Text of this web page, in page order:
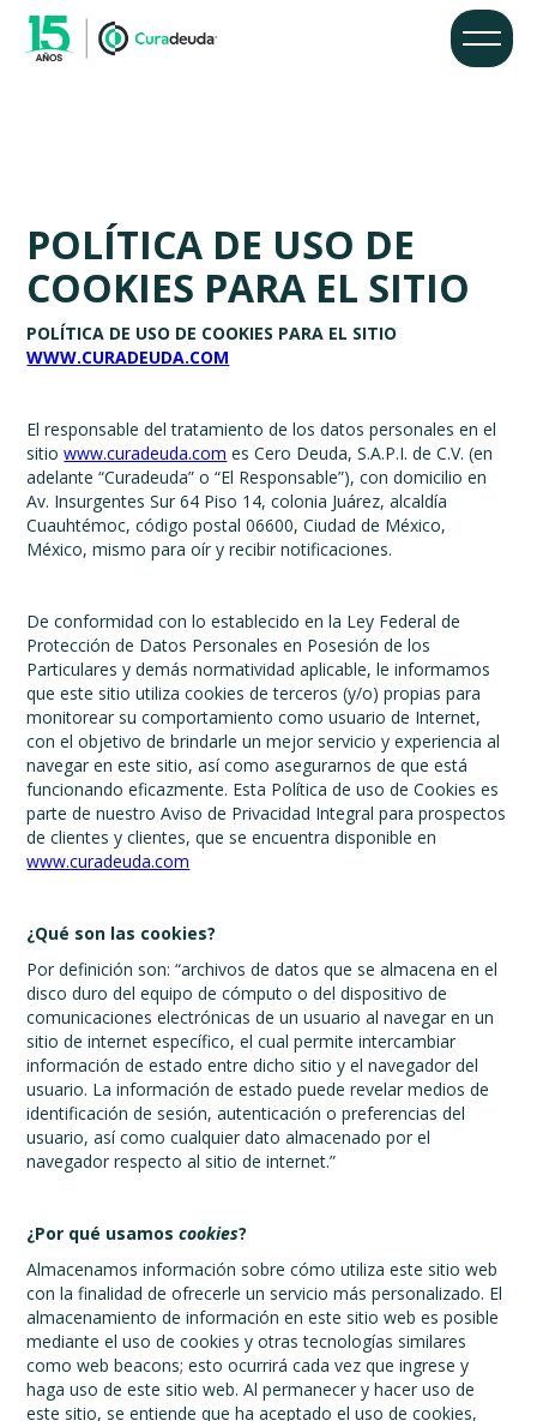
POLÍTICA DE USO DE
COOKIES PARA EL SITIO
POLÍTICA DE USO DE COOKIES PARA EL SITIO
WWW.CURADEUDA.COM
El responsable del tratamiento de los datos personales en el
sitiowww.curadeuda.com es Cero Deuda, S.A.P.I. de C.V. (en
adelante “Curadeuda” o “El Responsable”), con domicilio en
Av. Insurgentes Sur 64 Piso 14, colonia Juárez, alcaldía
Cuauhtémoc, código postal 06600, Ciudad de México,
México, mismo para oír y recibir notificaciones.
De conformidad con lo establecido en la Ley Federal de
Protección de Datos Personales en Posesión de los
Particulares y demás normatividad aplicable, le informamos
que este sitio utiliza cookies de terceros (y/o) propias para
monitorear su comportamiento como usuario de Internet,
con el objetivo de brindarle un mejor servicio y experiencia al
navegar en este sitio, así como asegurarnos de que está
funcionando eficazmente. Esta Política de uso de Cookies es
parte de nuestro Aviso de Privacidad Integral para prospectos
de clientes y clientes, que se encuentra disponible en
www.curadeuda.com
¿Qué son las cookies?
Por definición son: “archivos de datos que se almacena en el
disco duro del equipo de cómputo o del dispositivo de
comunicaciones electrónicas de un usuario al navegar en un
sitio de internet específico, el cual permite intercambiar
información de estado entre dicho sitio y el navegador del
usuario. La información de estado puede revelar medios de
identificación de sesión, autenticación o preferencias del
usuario, así como cualquier dato almacenado por el
navegador respecto al sitio de internet.”
¿Por qué usamoscookies?
Almacenamos información sobre cómo utiliza este sitio web
con la finalidad de ofrecerle un servicio más personalizado. El
almacenamiento de información en este sitio web es posible
mediante el uso de cookies y otras tecnologías similares
como web beacons; esto ocurrirá cada vez que ingrese y
haga uso de este sitio web. Al permanecer y hacer uso de
este sitio, se entiende que ha aceptado el uso de cookies,